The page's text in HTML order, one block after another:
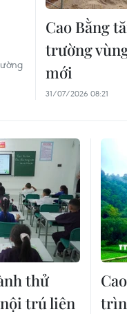
Cao Bằng
trường
mới
31/07/2026 08:21
thử
trú liên